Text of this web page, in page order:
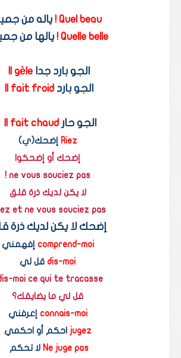
Quel beau ! ياله من
Quelle belle ! يالها من
الجو بارد جدا Il gèle
الجو بارد Il fait froid
الجو حار Il fait chaud
Riez
إضحك(ي)
إضحك أو إضحكوا
ne vous souciez pas !
لا يكن لديك ذرة قلق
et ne vous souciez pas !
إضحك لا يكن لديك ذرة
comprend-moi إفهمني
dis-moi قل لي
moi ce qui te tracasse?
قل لي ما يضايقك؟
connais-moi إعرفني
jugez احكم أو احكمي
Ne juge pas لا تحكم